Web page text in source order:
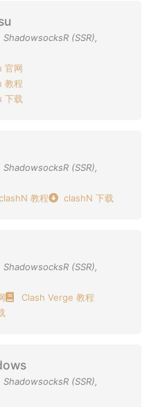
ShadowsocksR (SSR),
官网
教程
下载
ShadowsocksR (SSR),
教程 clashN 下载
ShadowsocksR (SSR),
Clash Verge 教程
ShadowsocksR (SSR),